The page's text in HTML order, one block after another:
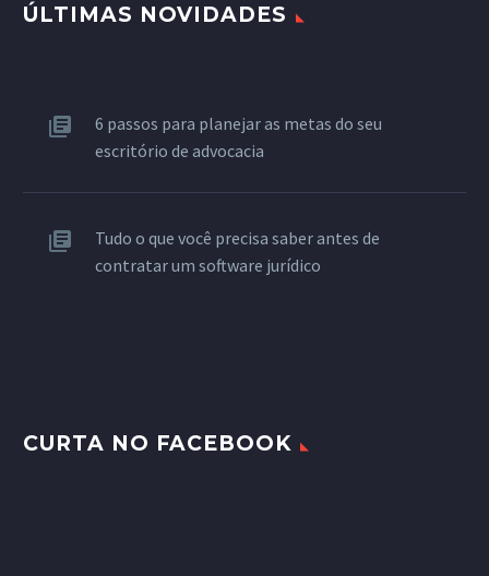
ÚLTIMAS NOVIDADES
6 passos para planejar as metas do seu
escritório de advocacia
Tudo o que você precisa saber antes de
contratar um software jurídico
CURTA NO FACEBOOK